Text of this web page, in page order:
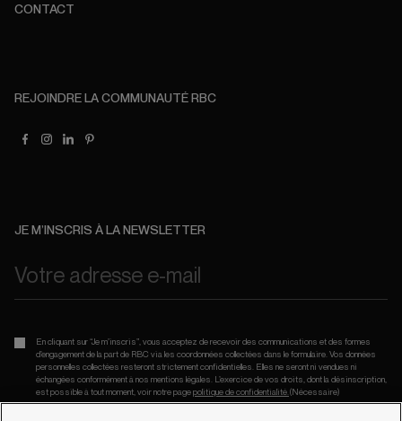
CONTACT
REJOINDRE LA COMMUNAUTÉ RBC
JE M’INSCRIS À LA NEWSLETTER
En cliquant sur “Je m’inscris”, vous acceptez de recevoir des communications et des formes
d’engagement de la part de RBC via les coordonnées collectées dans le formulaire. Vos données
personnelles collectées resteront strictement confidentielles. Elles ne seront ni vendues ni
échangées conformément à nos mentions légales. L’exercice de vos droits, dont la désinscription,
est possible à tout moment, voir notre pagepolitique de confidentialité.(Nécessaire)